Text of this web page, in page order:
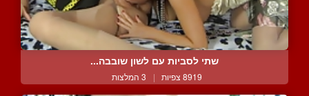
שתי לסביות עם לשון שובבה...
8919 צפיות | 3 המלצות